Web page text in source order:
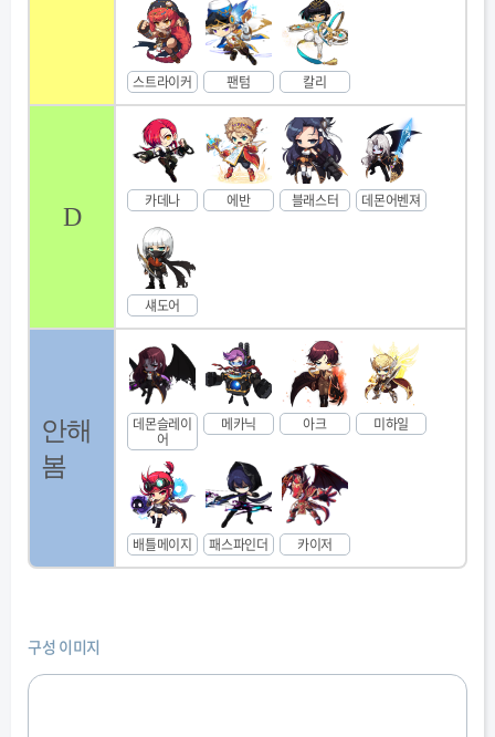
스트라이커 팬텀 칼리
D
카데나 에반 블래스터 데몬어벤져
섀도어
안해
봄
데몬슬레이
어
메카닉 아크 미하일
배틀메이지 패스파인더 카이저
구성 이미지